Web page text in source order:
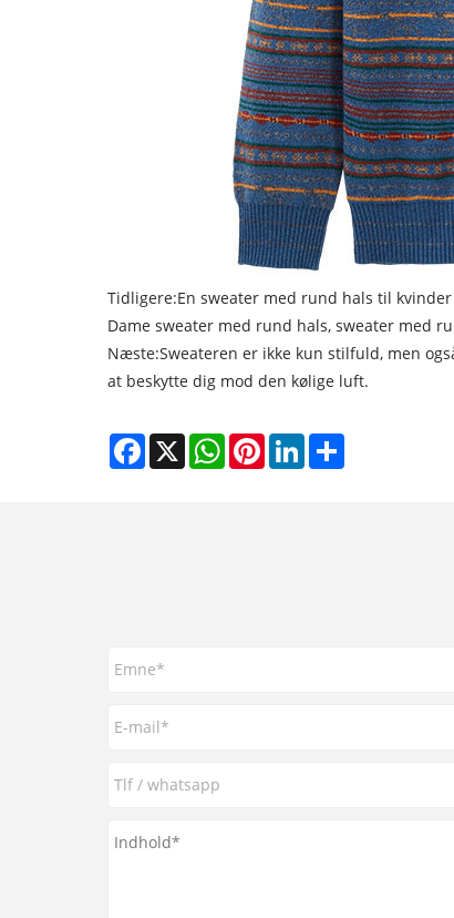
Tidligere:En sweater med rund hals til
Dame sweater med rund hals, sweater med
Næste:Sweateren er ikke kun stilfuld, men
at beskytte dig mod den kølige luft.
Facebook
X WhatsAppPinterestLinkedIn